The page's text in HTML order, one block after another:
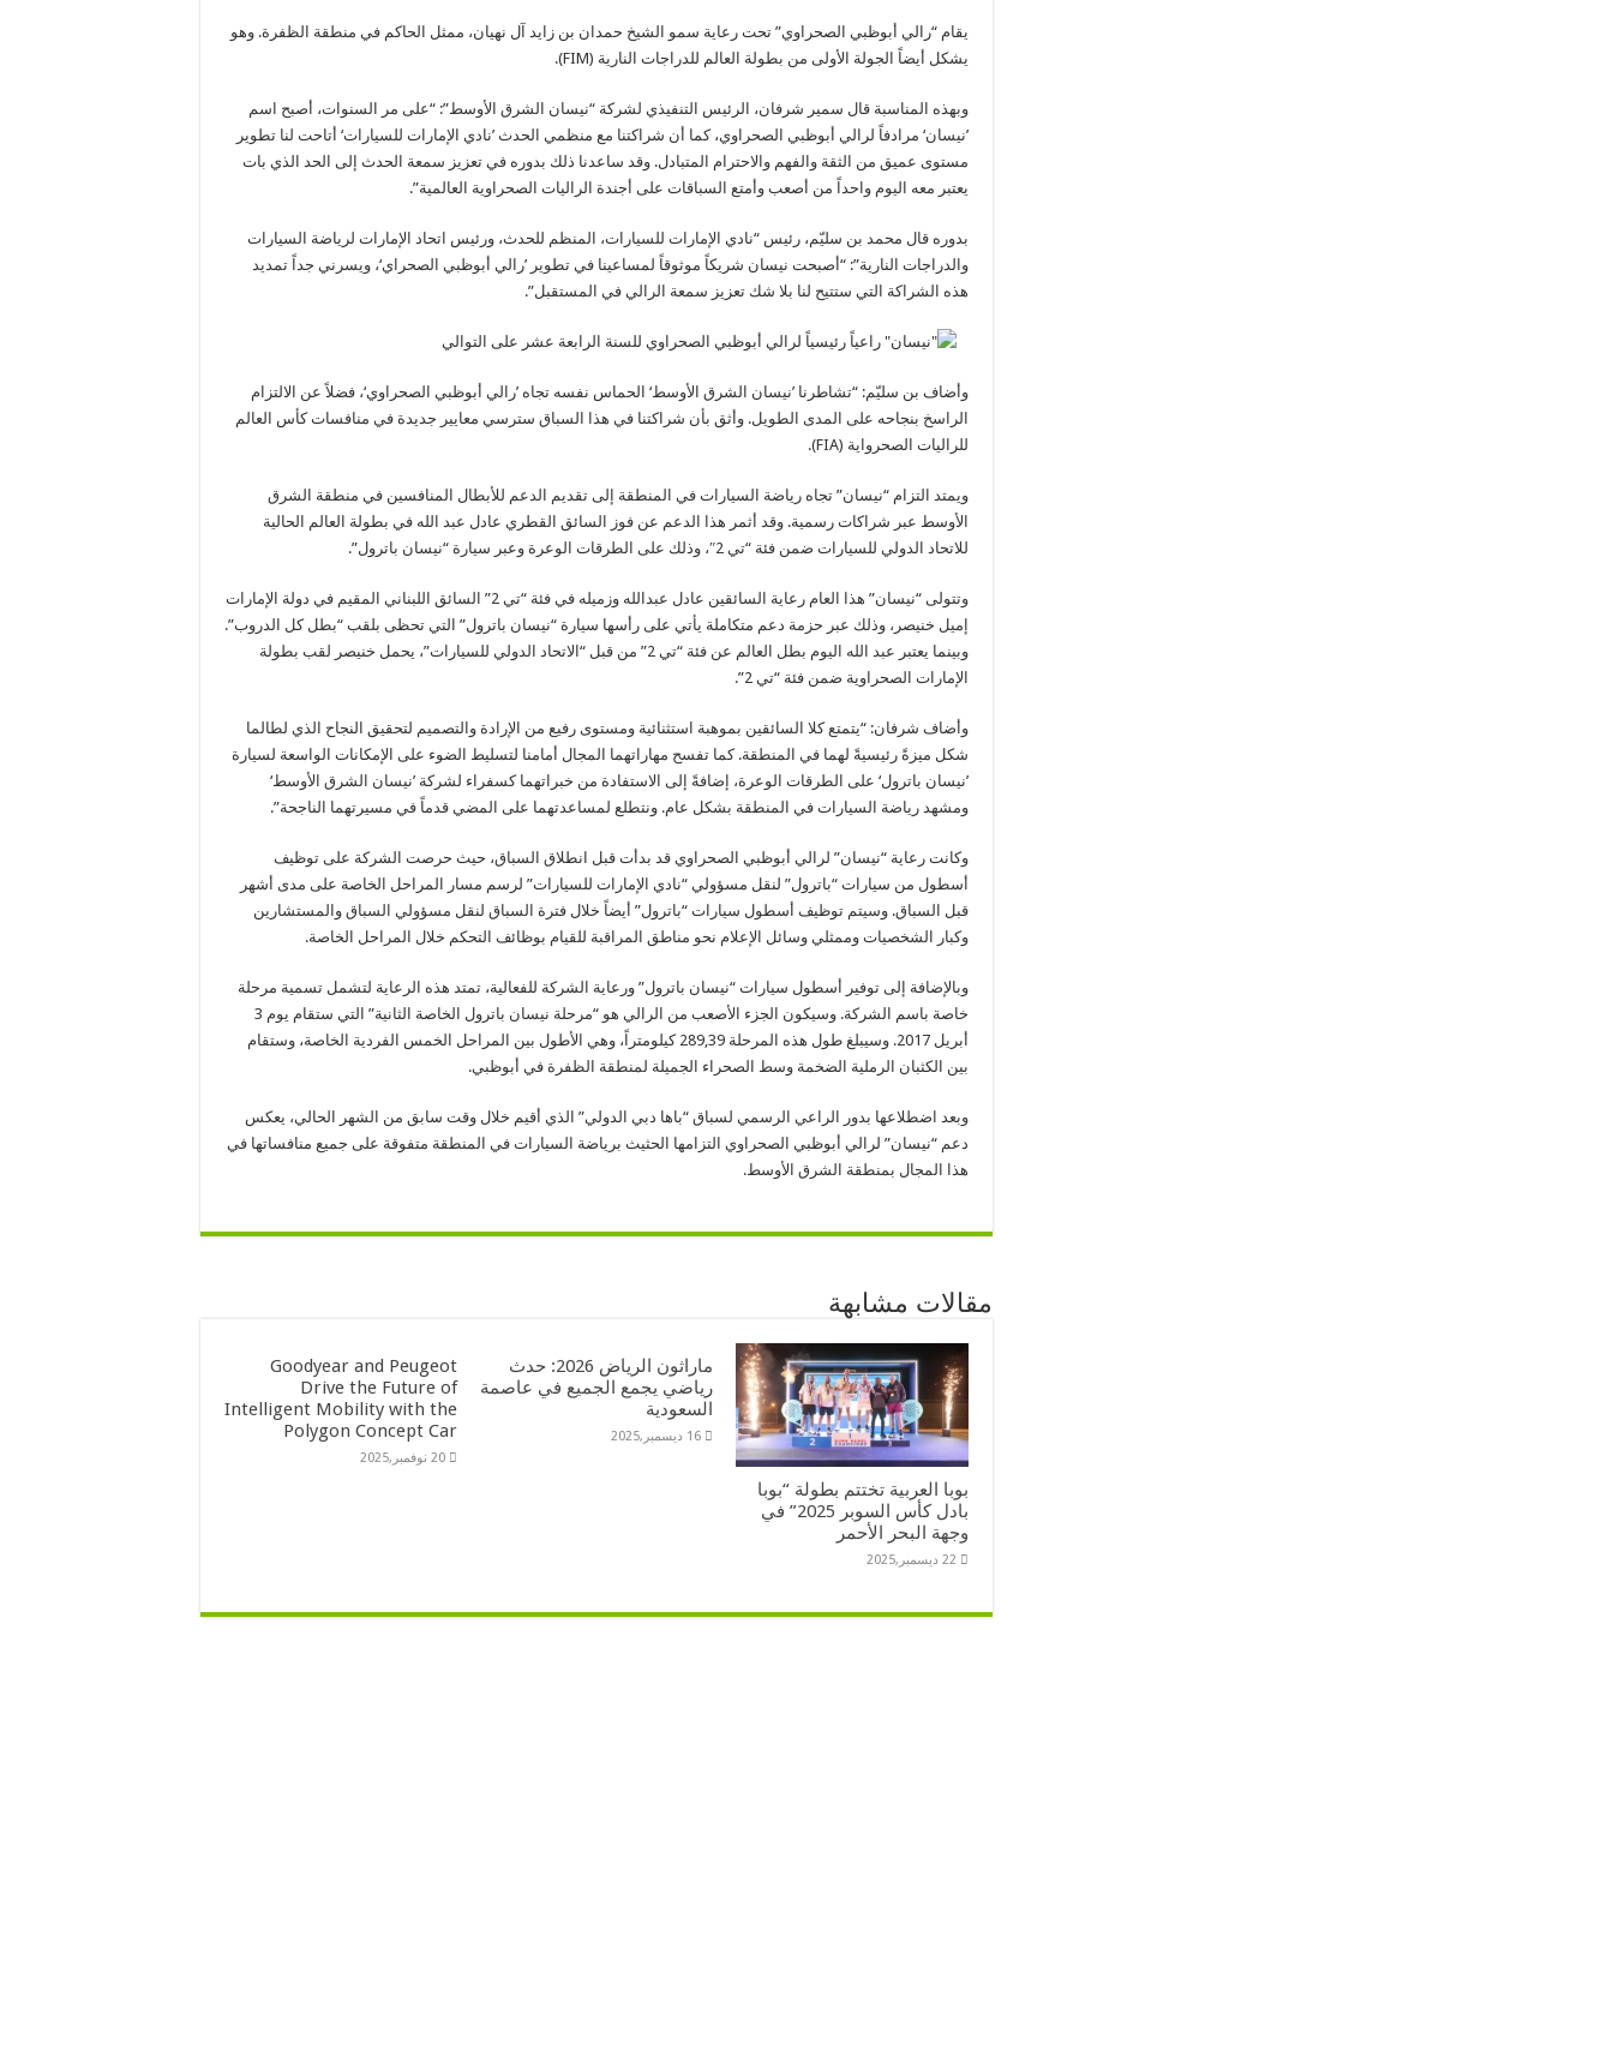
يقام “رالي أبوظبي الصحراوي” تحت رعاية سمو الشيخ حمدان بن زايد آل نهيان، ممثل الحاكم في منطقة الظفرة. وهو
يشكل أيضاً الجولة الأولى من بطولة العالم للدراجات النارية (FIM
).
وبهذه المناسبة قال سمير شرفان، الرئيس التنفيذي لشركة “نيسان الشرق الأوسط”: “على مر السنوات، أصبح اسم
’نيسان‘ مرادفاً لرالي أبوظبي الصحراوي، كما أن شراكتنا مع منظمي الحدث ’نادي الإمارات للسيارات‘ أتاحت لنا تطوير
مستوى عميق من الثقة والفهم والاحترام المتبادل. وقد ساعدنا ذلك بدوره في تعزيز سمعة الحدث إلى الحد الذي بات
يعتبر معه اليوم واحداً من أصعب وأمتع السباقات على أجندة الراليات الصحراوية العالمية”.
بدوره قال محمد بن سليّم، رئيس “نادي الإمارات للسيارات، المنظم للحدث، ورئيس اتحاد الإمارات لرياضة السيارات
والدراجات النارية”: “أصبحت نيسان شريكاً موثوقاً لمساعينا في تطوير ’رالي أبوظبي الصحراي‘، ويسرني جداً تمديد
هذه الشراكة التي ستتيح لنا بلا شك تعزيز سمعة الرالي في المستقبل”.
وأضاف بن سليّم: “تشاطرنا ’نيسان الشرق الأوسط‘ الحماس نفسه تجاه ’رالي أبوظبي الصحراوي‘، فضلاً عن الالتزام
الراسخ بنجاحه على المدى الطويل. وأثق بأن شراكتنا في هذا السباق سترسي معايير جديدة في منافسات كأس العالم
للراليات الصحرواية (FIA
).
ويمتد التزام “نيسان” تجاه رياضة السيارات في المنطقة إلى تقديم الدعم للأبطال المنافسين في منطقة الشرق
الأوسط عبر شراكات رسمية. وقد أثمر هذا الدعم عن فوز السائق القطري عادل عبد الله في بطولة العالم الحالية
للاتحاد الدولي للسيارات ضمن فئة “تي 2″، وذلك على الطرقات الوعرة وعبر سيارة “نيسان باترول”.
وتتولى “نيسان” هذا العام رعاية السائقين عادل عبدالله وزميله في فئة “تي 2” السائق اللبناني المقيم في دولة الإمارات
إميل خنيصر، وذلك عبر حزمة دعم متكاملة يأتي على رأسها سيارة “نيسان باترول” التي تحظى بلقب “بطل كل الدروب”.
وبينما يعتبر عبد الله اليوم بطل العالم عن فئة “تي 2” من قبل “الاتحاد الدولي للسيارات”، يحمل خنيصر لقب بطولة
الإمارات الصحراوية ضمن فئة “تي 2”.
وأضاف شرفان: “يتمتع كلا السائقين بموهبة استثنائية ومستوى رفيع من الإرادة والتصميم لتحقيق النجاح الذي لطالما
شكل ميزةً رئيسيةً لهما في المنطقة. كما تفسح مهاراتهما المجال أمامنا لتسليط الضوء على الإمكانات الواسعة لسيارة
’نيسان باترول‘ على الطرقات الوعرة، إضافةً إلى الاستفادة من خبراتهما كسفراء لشركة ’نيسان الشرق الأوسط‘
ومشهد رياضة السيارات في المنطقة بشكل عام. ونتطلع لمساعدتهما على المضي قدماً في مسيرتهما الناجحة”.
وكانت رعاية “نيسان” لرالي أبوظبي الصحراوي قد بدأت قبل انطلاق السباق، حيث حرصت الشركة على توظيف
أسطول من سيارات “باترول” لنقل مسؤولي “نادي الإمارات للسيارات” لرسم مسار المراحل الخاصة على مدى أشهر
قبل السباق. وسيتم توظيف أسطول سيارات “باترول” أيضاً خلال فترة السباق لنقل مسؤولي السباق والمستشارين
وكبار الشخصيات وممثلي وسائل الإعلام نحو مناطق المراقبة للقيام بوظائف التحكم خلال المراحل الخاصة.
وبالإضافة إلى توفير أسطول سيارات “نيسان باترول” ورعاية الشركة للفعالية، تمتد هذه الرعاية لتشمل تسمية مرحلة
خاصة باسم الشركة. وسيكون الجزء الأصعب من الرالي هو “مرحلة نيسان باترول الخاصة الثانية” التي ستقام يوم 3
أبريل 2017. وسيبلغ طول هذه المرحلة 289,39 كيلومتراً، وهي الأطول بين المراحل الخمس الفردية الخاصة، وستقام
بين الكثبان الرملية الضخمة وسط الصحراء الجميلة لمنطقة الظفرة في أبوظبي.
وبعد اضطلاعها بدور الراعي الرسمي لسباق “باها دبي الدولي” الذي أقيم خلال وقت سابق من الشهر الحالي، يعكس
دعم “نيسان” لرالي أبوظبي الصحراوي التزامها الحثيث برياضة السيارات في المنطقة متفوقة على جميع منافساتها في
هذا المجال بمنطقة الشرق الأوسط.
مقالات مشابهة
بوبا العربية تختتم بطولة “بوبا
بادل كأس السوبر 2025” في
وجهة البحر الأحمر
22 ديسمبر,2025
ماراثون الرياض 2026: حدث
رياضي يجمع الجميع في عاصمة
السعودية
16 ديسمبر,2025
Goodyear and Peugeot
Drive the Future of
Intelligent Mobility with the
Polygon Concept Car
20 نوفمبر,2025